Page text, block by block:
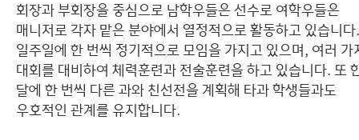
회장과 부회장을 중심으로 남학우들은 선수로 여학우들은
매니저로 각자 맡은 분야에서 열정적으로 활동하고 있습니다.
일주일에 한 번씩 정기적으로 모임을 가지고 있으며, 여러 가
대회를 대비하여 체력훈련과 전술훈련을 하고 있습니다. 또
달에 한 번씩 다른 과와 친선전을 계획해 타과 학생들과도
우호적인 관계를 유지합니다.